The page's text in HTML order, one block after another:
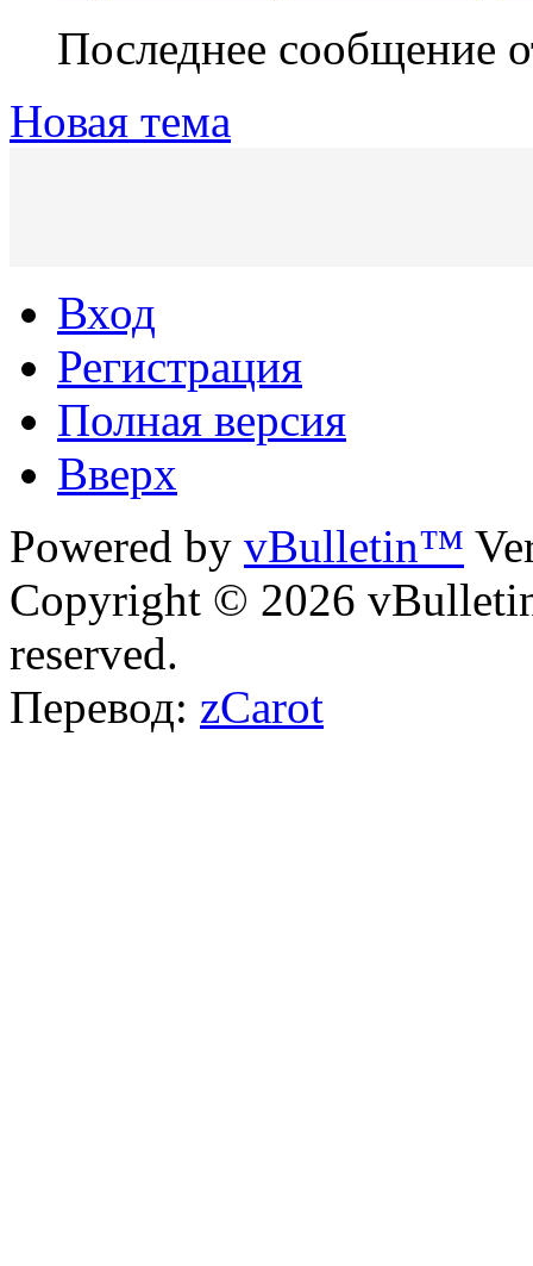
Последнее сообщение
Новая тема
Вход
Регистрация
Полная версия
Вверх
Powered by vBulletin™
Copyright © 2026
reserved.
Перевод: zCarot